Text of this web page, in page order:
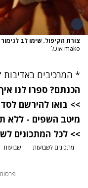
צורת הקיפול. שימו לב
mako אוכל
* המרכיבים באדיבות
הכנתם? ספרו לנו
>> בואו להירשם
מיטב השפים - ללא
>> לכל המתכונים
מתכונים לשבועות שבועות